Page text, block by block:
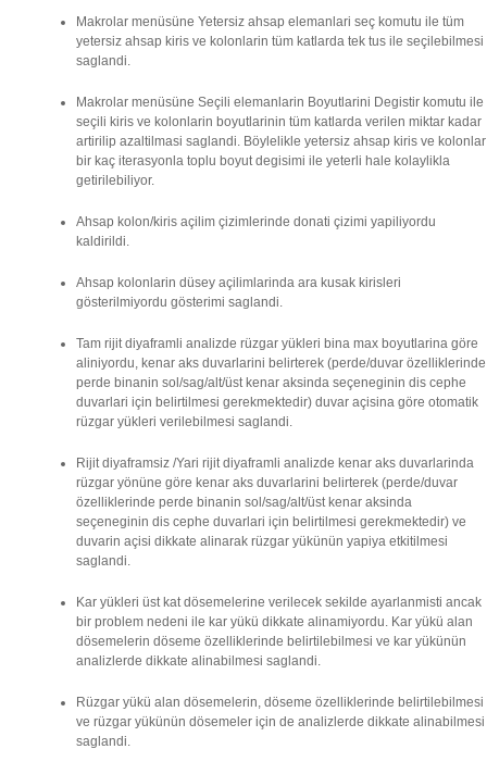
Makrolar menüsüne Yetersiz ahsap elemanlari seç komutu ile tüm
yetersiz ahsap kiris ve kolonlarin tüm katlarda tek tus ile seçilebilmesi
saglandi.
Makrolar menüsüne Seçili elemanlarin Boyutlarini Degistir komutu ile
seçili kiris ve kolonlarin boyutlarinin tüm katlarda verilen miktar kadar
artirilip azaltilmasi saglandi. Böylelikle yetersiz ahsap kiris ve kolonlar
bir kaç iterasyonla toplu boyut degisimi ile yeterli hale kolaylikla
getirilebiliyor.
Ahsap kolon/kiris açilim çizimlerinde donati çizimi yapiliyordu
kaldirildi.
Ahsap kolonlarin düsey açilimlarinda ara kusak kirisleri
gösterilmiyordu gösterimi saglandi.
Tam rijit diyaframli analizde rüzgar yükleri bina max boyutlarina göre
aliniyordu, kenar aks duvarlarini belirterek (perde/duvar özelliklerinde
perde binanin sol/sag/alt/üst kenar aksinda seçeneginin dis cephe
duvarlari için belirtilmesi gerekmektedir) duvar açisina göre otomatik
rüzgar yükleri verilebilmesi saglandi.
Rijit diyaframsiz /Yari rijit diyaframli analizde kenar aks duvarlarinda
rüzgar yönüne göre kenar aks duvarlarini belirterek (perde/duvar
özelliklerinde perde binanin sol/sag/alt/üst kenar aksinda
seçeneginin dis cephe duvarlari için belirtilmesi gerekmektedir) ve
duvarin açisi dikkate alinarak rüzgar yükünün yapiya etkitilmesi
saglandi.
Kar yükleri üst kat dösemelerine verilecek sekilde ayarlanmisti ancak
bir problem nedeni ile kar yükü dikkate alinamiyordu. Kar yükü alan
dösemelerin döseme özelliklerinde belirtilebilmesi ve kar yükünün
analizlerde dikkate alinabilmesi saglandi.
Rüzgar yükü alan dösemelerin, döseme özelliklerinde belirtilebilmesi
ve rüzgar yükünün dösemeler için de analizlerde dikkate alinabilmesi
saglandi.